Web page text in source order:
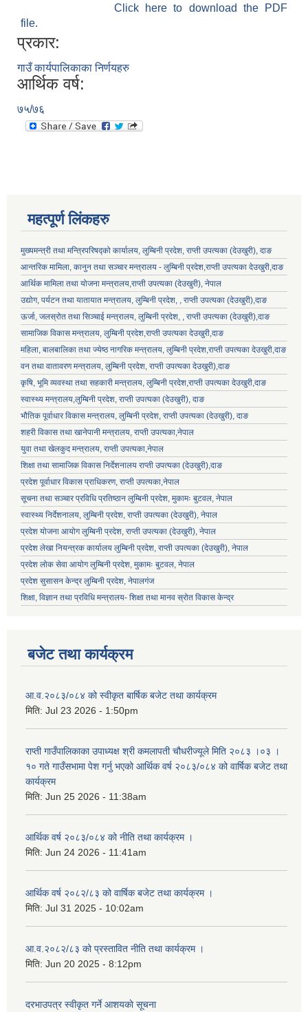
Click here to download the PDF
file.
प्रकार:
गाउँ कार्यपालिकाका निर्णयहरु
आर्थिक वर्ष:
७५/७६
महत्पूर्ण लिंकहरु
मुख्यमन्त्री तथा मन्त्रिपरिषद्को कार्यालय, लुम्बिनी प्रदेश, राप्ती उपत्यका (देउखुरी), दाङ
आन्तरिक मामिला, कानुन तथा सञ्चार मन्त्रालय - लुम्बिनी प्रदेश,राप्ती उपत्यका देउखुरी,दाङ
आर्थिक मामिला तथा योजना मन्त्रालय,राप्ती उपत्यका (देउखुरी), नेपाल
उद्योग, पर्यटन तथा यातायात मन्त्रालय, लुम्बिनी प्रदेश, , राप्ती उपत्यका (देउखुरी),दाङ
ऊर्जा, जलस्रोत तथा सिञ्चाई मन्त्रालय, लुम्बिनी प्रदेश, , राप्ती उपत्यका (देउखुरी),दाङ
सामाजिक विकास मन्‍‍त्रालय, लुम्बिनी प्रदेश,राप्ती उपत्यका देउखुरी,दाङ
महिला, बालबालिका तथा ज्येष्ठ नागरिक मन्त्रालय, लुम्बिनी प्रदेश,राप्ती उपत्यका देउखुरी,दाङ
वन तथा वातावरण मन्त्रालय, लुम्बिनी प्रदेश, राप्ती उपत्यका देउखुरी),दाङ
कृषि, भूमि व्यवस्था तथा सहकारी मन्त्रालय, लुम्बिनी प्रदेश,राप्ती उपत्यका देउखुरी,दाङ
स्वास्थ्य मन्त्रालय,लुम्बिनी प्रदेश, राप्ती उपत्यका (देउखुरी), दाङ
भौतिक पूर्वाधार विकास मन्त्रालय, लुम्बिनी प्रदेश, राप्ती उपत्यका (देउखुरी), दाङ
शहरी विकास तथा खानेपानी मन्त्रालय, राप्ती उपत्यका,नेपाल
युवा तथा खेलकुद मन्त्रालय, राप्ती उपत्यका,नेपाल
शिक्षा तथा सामाजिक विकास निर्देशनालय राप्ती उपत्यका (देउखुरी),दाङ
प्रदेश पूर्वाधार विकास प्राधिकरण, राप्ती उपत्यका,नेपाल
सूचना तथा सञ्चार प्रविधि प्रतिष्ठान लुम्बिनी प्रदेश, मुकामः बुटवल, नेपाल
स्वास्थ्य निर्देशनालय, लुम्बिनी प्रदेश, राप्ती उपत्यका (देउखुरी), नेपाल
प्रदेश योजना आयोग लुम्बिनी प्रदेश, राप्ती उपत्यका (देउखुरी), नेपाल
प्रदेश लेखा नियन्त्रक कार्यालय लुम्बिनी प्रदेश, राप्ती उपत्यका (देउखुरी), नेपाल
प्रदेश लोक सेवा आयोग लुम्बिनी प्रदेश, मुकामः बुटवल, नेपाल
प्रदेश सुसासन केन्द्र लुम्बिनी प्रदेश, नेपालगंज
शिक्षा, विज्ञान तथा प्रविधि मन्त्रालय- शिक्षा तथा मानव स्रोत विकास केन्द्र
बजेट तथा कार्यक्रम
आ.व.२०८३/०८४ को स्वीकृत बार्षिक बजेट तथा कार्यक्रम
मिति: Jul 23 2026 - 1:50pm
राप्ती गाउँपालिकाका उपाध्यक्ष श्री कमलापती चौधरीज्यूले मिति २०८३ ।०३ ।
१० गते गाउँसभामा पेश गर्नु भएको आर्थिक वर्ष २०८३/०८४ को वार्षिक बजेट तथा
कार्यक्रम
मिति: Jun 25 2026 - 11:38am
आर्थिक वर्ष २०८३/०८४ को नीति तथा कार्यक्रम ।
मिति: Jun 24 2026 - 11:41am
आर्थिक वर्ष २०८२/८३ को वार्षिक बजेट तथा कार्यक्रम ।
मिति: Jul 31 2025 - 10:02am
आ.व.२०८२/८३ को प्रस्तावित नीति तथा कार्यक्रम ।
मिति: Jun 20 2025 - 8:12pm
दरभाउपत्र स्वीकृत गर्ने आशयकाे सूचना